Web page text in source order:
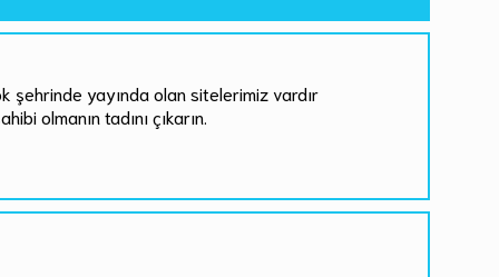
yayında olan sitelerimiz vardır
olmanın tadını çıkarın.